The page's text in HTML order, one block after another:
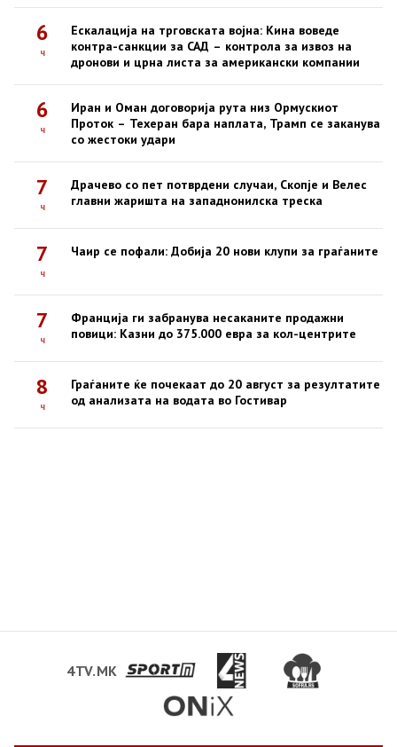
6
ч
Ескалација на трговската војна: Кина воведе
контра-санкции за САД – контрола за извоз на
дронови и црна листа за американски компании
6
ч
Иран и Оман договорија рута низ Ормускиот
Проток – Техеран бара наплата, Трамп се заканува
со жестоки удари
7
ч
Драчево со пет потврдени случаи, Скопје и Велес
главни жаришта на западнонилска треска
7
ч
Чаир се пофали: Добија 20 нови клупи за граѓаните
7
ч
Франција ги забранува несаканите продажни
повици: Казни до 375.000 евра за кол-центрите
8
ч
Граѓаните ќе почекаат до 20 август за резултатите
од анализата на водата во Гостивар
4TV.MK